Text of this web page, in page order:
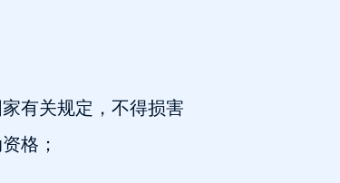
有关规定，不得损害
格；